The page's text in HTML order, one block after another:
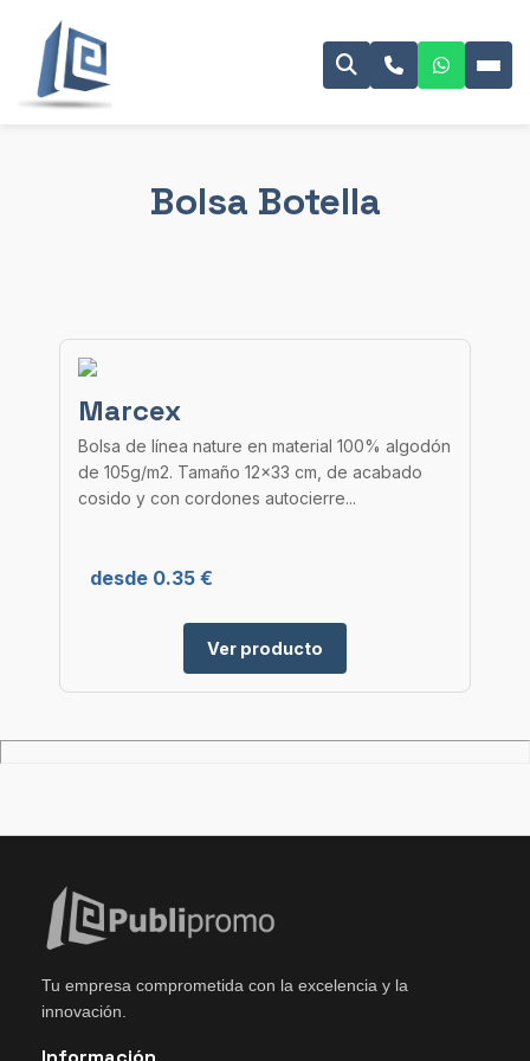
Bolsa Botella
Marcex
Bolsa de línea nature en material 100% algodón
de 105g/m2. Tamaño 12×33 cm, de acabado
cosido y con cordones autocierre...
desde 0.35 €
Ver producto
Tu empresa comprometida con la excelencia y la
innovación.